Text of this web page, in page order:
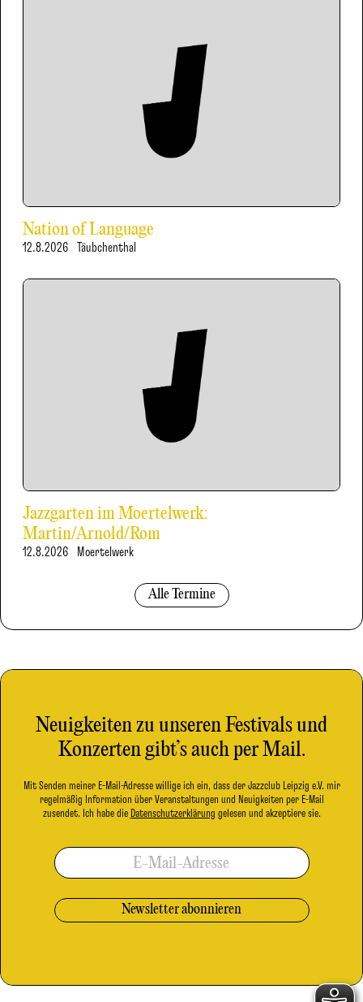
Nation of Language
12.8.2026 Täubchenthal
Jazzgarten im Moertelwerk:
Martin/Arnold/Rom
12.8.2026 Moertelwerk
Alle Termine
Neuigkeiten zu unseren Festivals und
Konzerten gibt’s auch per Mail.
Mit Senden meiner E-Mail-Adresse willige ich ein, dass der Jazzclub Leipzig e.V. mir
regelmäßig Information über Veranstaltungen und Neuigkeiten per E-Mail
zusendet. Ich habe die Datenschutzerklärung gelesen und akzeptiere sie.
E-Mail-Adresse